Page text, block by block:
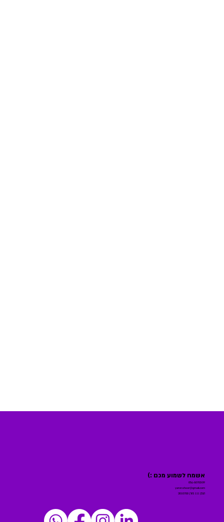
אשמח לשמוע מכם :)
054-8070309
yaronshoor@gmail.com
הגפן 111 מורן 2010700